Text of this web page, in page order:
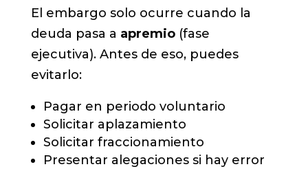
El embargo solo ocurre cuando la
deuda pasa a apremio(fase
ejecutiva). Antes de eso, puedes
evitarlo:
Pagar en periodo voluntario
Solicitar aplazamiento
Solicitar fraccionamiento
Presentar alegaciones si hay error